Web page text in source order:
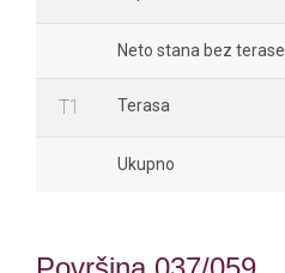
Neto stana bez terase
T1 Terasa
Ukupno